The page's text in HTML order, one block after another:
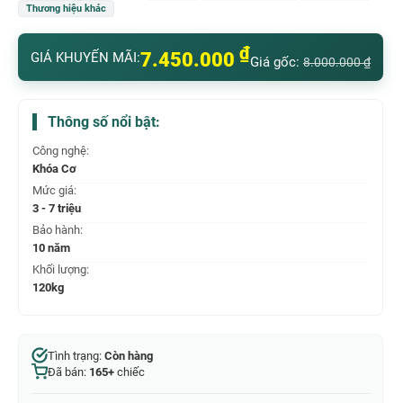
Thương hiệu khác
GIÁ KHUYẾN MÃI:7.450.000 ₫Giá gốc: 8.000.000₫
Thông số nổi bật:
Công nghệ:
Khóa Cơ
Mức giá:
3 - 7 triệu
Bảo hành:
10 năm
Khối lượng:
120kg
Tình trạng: Còn hàng
Đã bán: 165+ chiếc